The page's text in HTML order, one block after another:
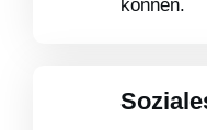
können.